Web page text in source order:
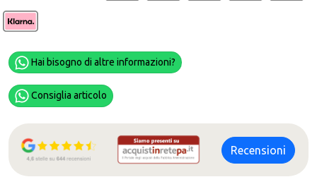
Hai bisogno di altre informazioni?
Consiglia articolo
Recensioni